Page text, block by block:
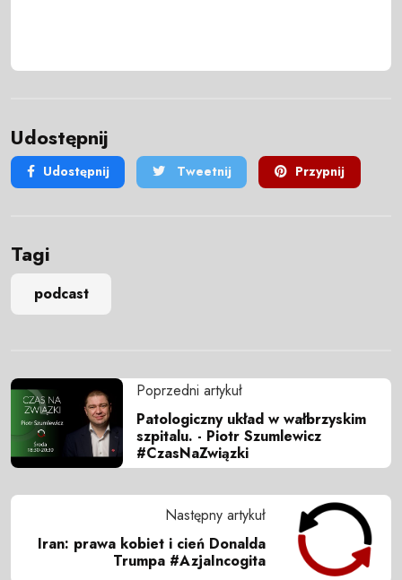
Udostępnij
Udostępnij Tweetnij Przypnij
Tagi
podcast
Poprzedni artykuł
Patologiczny układ w wałbrzyskim
szpitalu. - Piotr Szumlewicz
#CzasNaZwiązki
Następny artykuł
Iran: prawa kobiet i cień Donalda
Trumpa #AzjaIncogita